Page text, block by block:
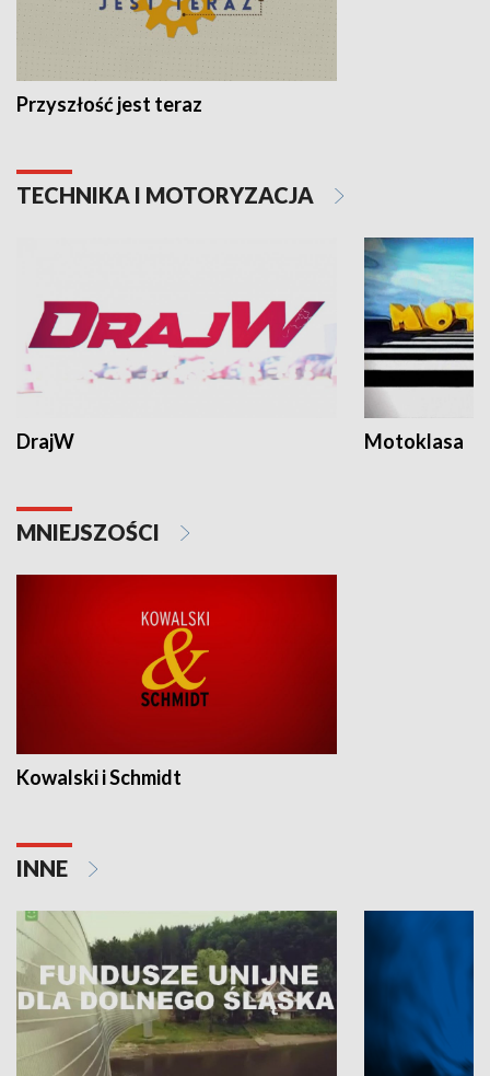
Przyszłość jest teraz
TECHNIKA I MOTORYZACJA
DrajW Motoklasa
MNIEJSZOŚCI
Kowalski i Schmidt
INNE